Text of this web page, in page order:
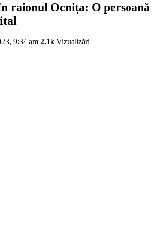
raionul Ocnița: O persoană
9:34 am 2.1k Vizualizări